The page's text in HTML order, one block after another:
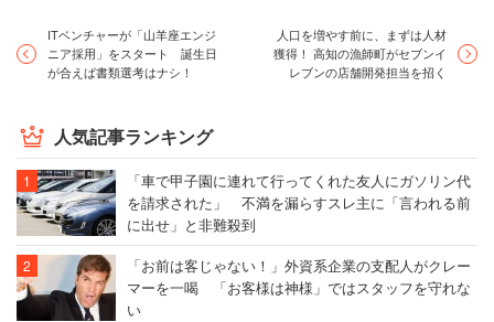
あわせてよみたい：男性の育休問題に画期的な判決
ITベンチャーが「山羊座エンジ
ニア採用」をスタート 誕生日
が合えば書類選考はナシ！
人口を増やす前に、まずは人材
獲得！ 高知の漁師町がセブンイ
レブンの店舗開発担当を招く
人気記事ランキング
「車で甲子園に連れて行ってくれた友人にガソリン代
を請求された」 不満を漏らすスレ主に「言われる前
に出せ」と非難殺到
「お前は客じゃない！」外資系企業の支配人がクレー
マーを一喝 「お客様は神様」ではスタッフを守れな
い